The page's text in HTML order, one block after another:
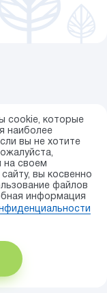
cookie, которые
наиболее
вы не хотите
на своем
вы косвенно
файлов
информация